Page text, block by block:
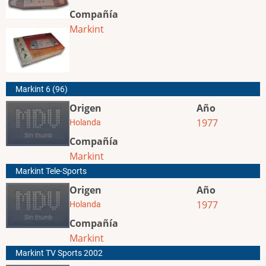
Compañía
Markint
Markint 6 (96)
Origen
Holanda
Compañía
Markint
Año
1977
Markint Tele-Sports
Origen
Holanda
Compañía
Markint
Año
1977
Markint TV Sports 2002